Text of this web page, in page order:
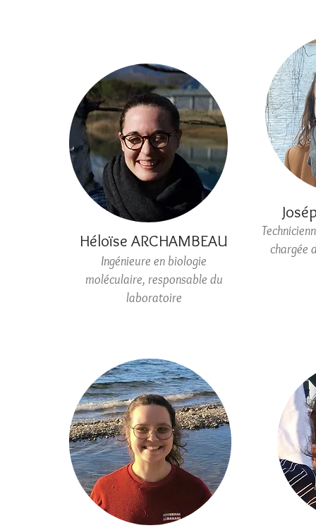
Héloïse ARCHAMBEAU
Ingénieure en biologie
moléculaire, responsable du
laboratoire
chargée